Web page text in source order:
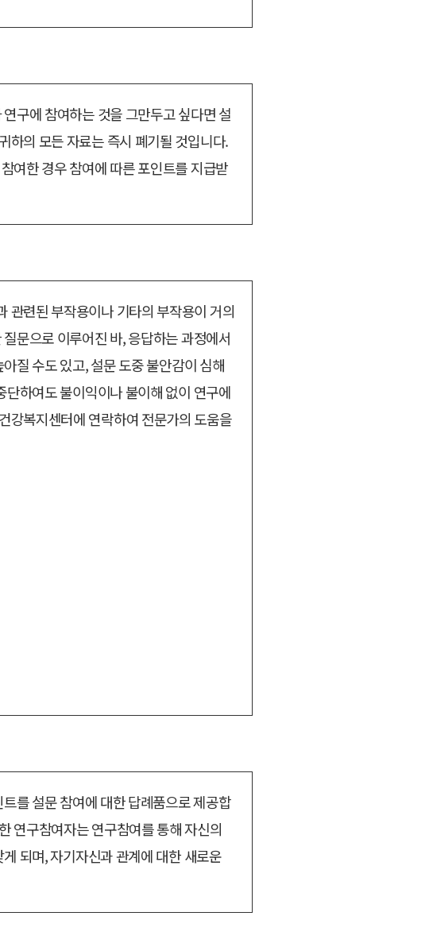
구에 참여하는 것을 그만두고 싶다면 설
하의 모든 자료는 즉시 폐기될 것입니다.
여한 경우 참여에 따른 포인트를 지급받
관련된 부작용이나 기타의 부작용이 거의
문으로 이루어진 바, 응답하는 과정에서
질 수도 있고, 설문 도중 불안감이 심해
하여도 불이익이나 불이해 없이 연구에
강복지센터에 연락하여 전문가의 도움을
를 설문 참여에 대한 답례품으로 제공합
연구참여자는 연구참여를 통해 자신의
되며, 자기자신과 관계에 대한 새로운